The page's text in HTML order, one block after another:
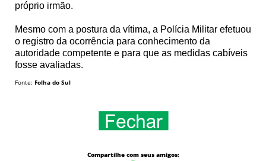
próprio irmão.
Mesmo com a postura da vítima, a Polícia Militar efetuou
o registro da ocorrência para conhecimento da
autoridade competente e para que as medidas cabíveis
fosse avaliadas.
Fonte: Folha do Sul
Compartilhe com seus amigos: